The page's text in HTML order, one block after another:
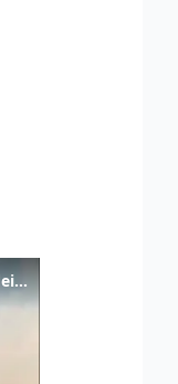
Incendio tra Duino e Monfalcone: l’intervento dei vigili del fuoco